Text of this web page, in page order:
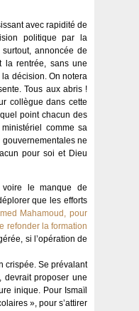
avec rapidité de
politique par la
annoncée de
la rentrée, sans une
décision. On notera
Tous aux abris !
collègue dans cette
point chacun des
comme sa
ne
pour soi et Dieu
le manque de
que les efforts
Mahamoud, pour
refonder la formation
si l’opération de
crispée. Se prévalant
proposer une
inique. Pour Ismaïl
», pour s’attirer